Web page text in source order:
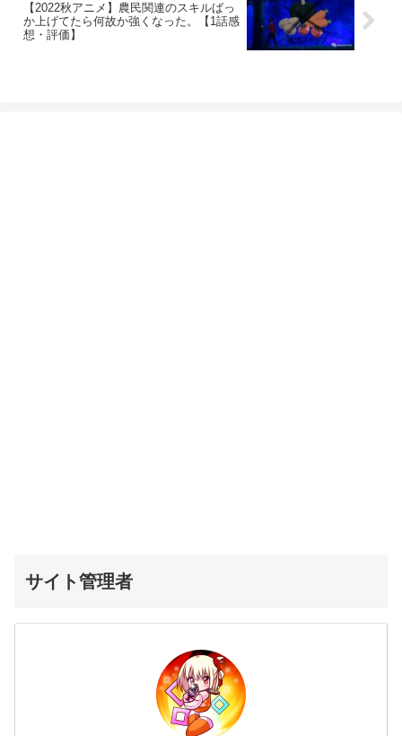
【2022秋アニメ】農民関連のスキルばっ
か上げてたら何故か強くなった。【1話感
想・評価】
サイト管理者